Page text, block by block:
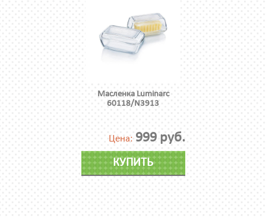
Масленка Luminarc
60118/N3913
Цена: 999 руб.
КУПИТЬ